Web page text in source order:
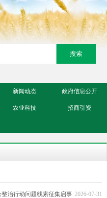
新闻动态 政府信息公开
农业科技 招商引资
治行动问题线索征集启事 2026-07-31